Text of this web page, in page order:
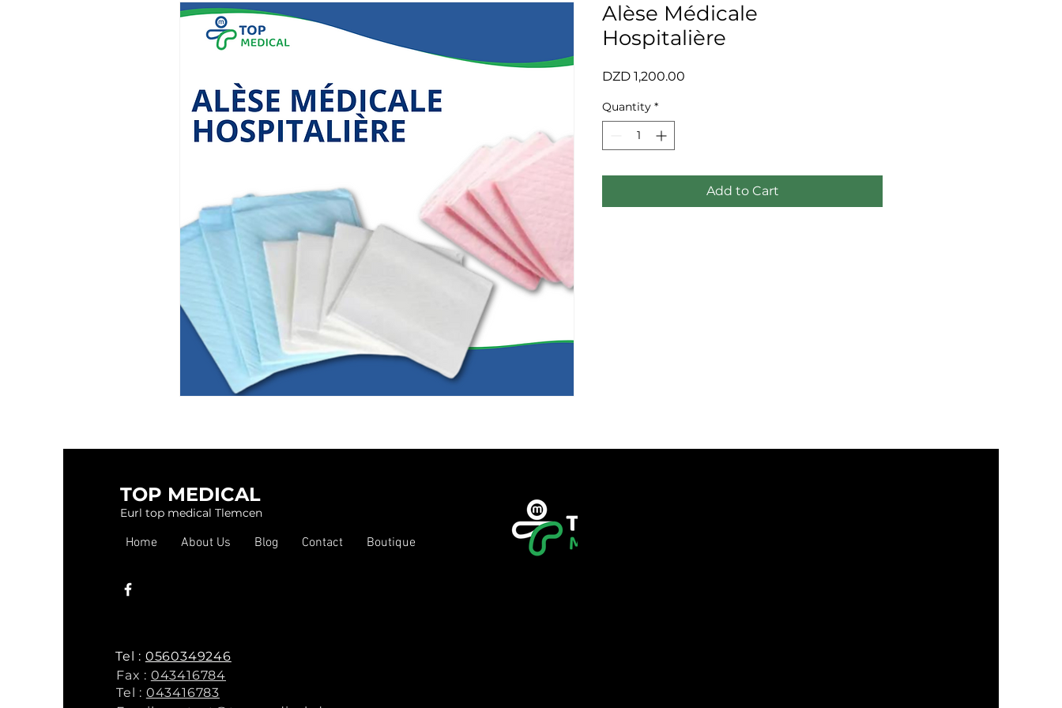
Alèse Médicale
Hospitalière
DZD 1,200.00
Quantity *
Add to Cart
TOP MEDICAL
Eurl top medical Tlemcen
Home About Us Blog Contact Boutique
Tel : 0560349246
Fax : 043416784
Tel : 043416783